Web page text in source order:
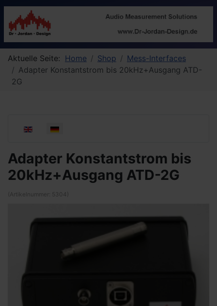
Aktuelle Seite: Home Shop
Mess-Interfaces
Adapter Konstantstrom bis 20kHz+Ausgang ATD-
2G
Sprache auswählen
Adapter Konstantstrom bis
20kHz+Ausgang ATD-2G
(Artikelnummer: 5304 )